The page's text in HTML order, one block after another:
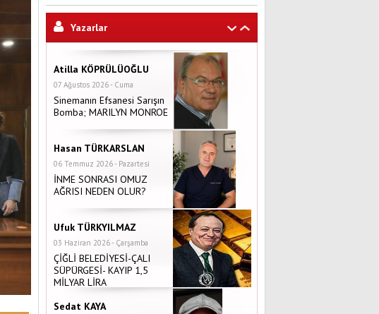
Yazarlar
07 Ağustos 2026 - Cuma
Sinemanın Efsanesi Sarışın
Bomba; MARILYN MONROE
Hasan TÜRKARSLAN
06 Temmuz 2026 - Pazartesi
İNME SONRASI OMUZ
AĞRISI NEDEN OLUR?
Ufuk TÜRKYILMAZ
03 Haziran 2026 - Çarşamba
ÇİĞLİ BELEDİYESİ-ÇALI
SÜPÜRGESİ- KAYIP 1,5
Sedat KAYA
29 Mayıs 2026 - Cuma
BAŞKENT'TE YÜZLEŞME
Semihat KARADAĞLI